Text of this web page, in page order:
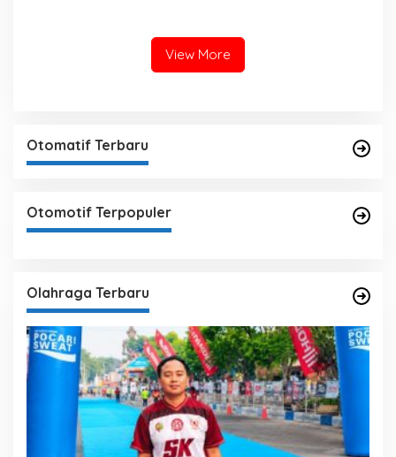
View More
Otomatif Terbaru
Otomotif Terpopuler
Olahraga Terbaru